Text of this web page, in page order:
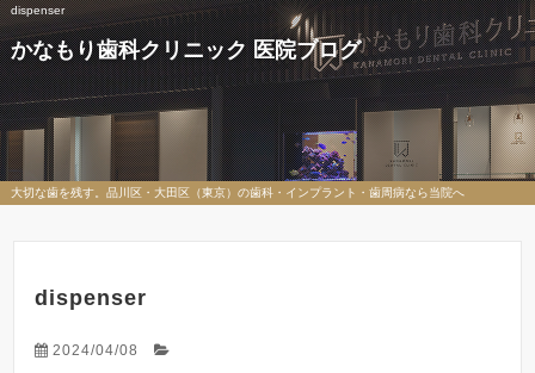
dispenser
かなもり歯科クリニック 医院ブログ
大切な歯を残す。品川区・大田区（東京）の歯科・インプラント・歯周病なら当院へ
dispenser
2024/04/08